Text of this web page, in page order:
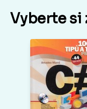
Vyberte si